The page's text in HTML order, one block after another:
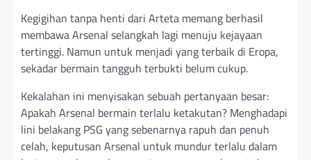
Kegigihan tanpa henti dari Arteta memang berhasil
membawa Arsenal selangkah lagi menuju kejayaan
tertinggi. Namun untuk menjadi yang terbaik di Eropa,
sekadar bermain tangguh terbukti belum cukup.
Kekalahan ini menyisakan sebuah pertanyaan besar:
Apakah Arsenal bermain terlalu ketakutan? Menghadapi
lini belakang PSG yang sebenarnya rapuh dan penuh
celah, keputusan Arsenal untuk mundur terlalu dalam